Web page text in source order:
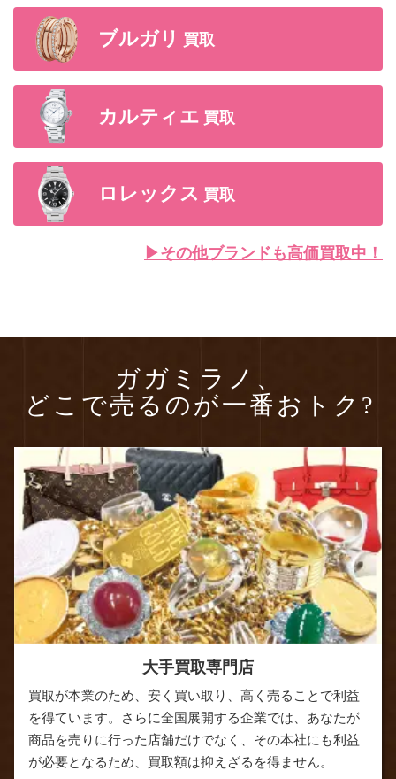
ブルガリ 買取
カルティエ 買取
ロレックス 買取
▶︎その他ブランドも高価買取中！
ガガミラノ、
どこで売るのが一番おトク?
大手買取専門店
買取が本業のため、安く買い取り、高く売ることで利益
を得ています。さらに全国展開する企業では、あなたが
商品を売りに行った店舗だけでなく、その本社にも利益
が必要となるため、買取額は抑えざるを得ません。